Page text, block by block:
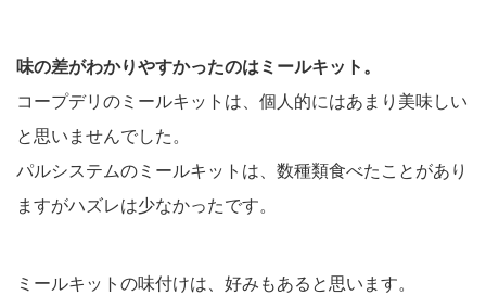
味の差がわかりやすかったのはミールキット。
コープデリのミールキットは、個人的にはあまり美味しい
と思いませんでした。
パルシステムのミールキットは、数種類食べたことがあり
ますがハズレは少なかったです。
ミールキットの味付けは、好みもあると思います。